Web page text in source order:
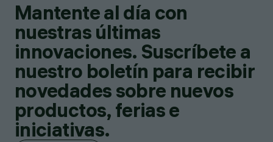
Mantente al día con
nuestras últimas
innovaciones. Suscríbete a
nuestro boletín para recibir
novedades sobre nuevos
productos, ferias e
iniciativas.